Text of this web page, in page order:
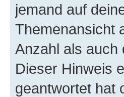
jemand auf
Themenansicht
Anzahl als auch
Dieser Hinweis
geantwortet hat